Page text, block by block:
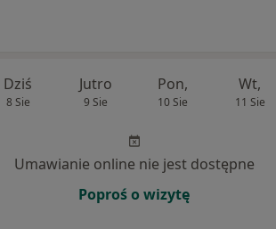
Dziś
8 Sie
Jutro
9 Sie
Pon,
10 Sie
Wt,
11 Sie
Umawianie online nie jest dostępne
Poproś o wizytę